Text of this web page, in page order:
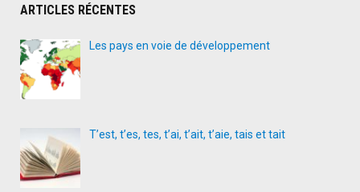
ARTICLES RÉCENTES
Les pays en voie de développement
T’est, t’es, tes, t’ai, t’ait, t’aie, tais et tait